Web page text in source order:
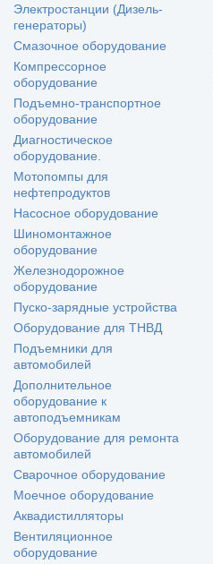
Электростанции (Дизель-
генераторы)
Смазочное оборудование
Компрессорное
оборудование
Подъемно-транспортное
оборудование
Диагностическое
оборудование.
Мотопомпы для
нефтепродуктов
Насосное оборудование
Шиномонтажное
оборудование
Железнодорожное
оборудование
Пуско-зарядные устройства
Оборудование для ТНВД
Подъемники для
автомобилей
Дополнительное
оборудование к
автоподъемникам
Оборудование для ремонта
автомобилей
Сварочное оборудование
Моечное оборудование
Аквадистилляторы
Вентиляционное
оборудование